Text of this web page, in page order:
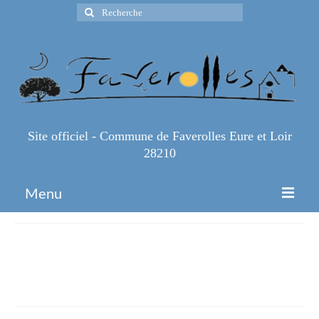
Rechercher
:
Site officiel - Commune de Faverolles Eure et Loir
28210
Menu